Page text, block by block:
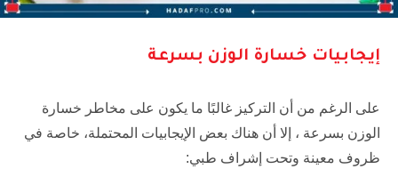
إيجابيات خسارة الوزن بسرعة
على الرغم من أن التركيز غالبًا ما يكون على مخاطر خسارة
الوزن بسرعة ، إلا أن هناك بعض الإيجابيات المحتملة، خاصة في
ظروف معينة وتحت إشراف طبي: